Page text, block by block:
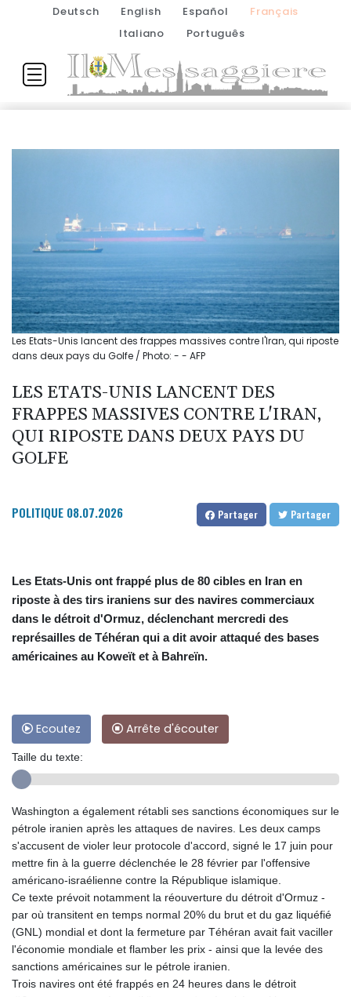
Deutsch English Español
Français
Italiano
Português
Les Etats-Unis lancent des frappes massives contre l'Iran, qui riposte
dans deux pays du Golfe / Photo: - - AFP
LES ETATS-UNIS LANCENT DES
FRAPPES MASSIVES CONTRE L'IRAN,
QUI RIPOSTE DANS DEUX PAYS DU
GOLFE
POLITIQUE 08.07.2026 Partager Partager
Les Etats-Unis ont frappé plus de 80 cibles en Iran en
riposte à des tirs iraniens sur des navires commerciaux
dans le détroit d'Ormuz, déclenchant mercredi des
représailles de Téhéran qui a dit avoir attaqué des bases
américaines au Koweït et à Bahreïn.
Ecoutez Arrête d'écouter
Taille du texte:
Washington a également rétabli ses sanctions économiques sur le
pétrole iranien après les attaques de navires. Les deux camps
s'accusent de violer leur protocole d'accord, signé le 17 juin pour
mettre fin à la guerre déclenchée le 28 février par l'offensive
américano-israélienne contre la République islamique.
Ce texte prévoit notamment la réouverture du détroit d'Ormuz -
par où transitent en temps normal 20% du brut et du gaz liquéfié
(GNL) mondial et dont la fermeture par Téhéran avait fait vaciller
l'économie mondiale et flamber les prix - ainsi que la levée des
sanctions américaines sur le pétrole iranien.
Trois navires ont été frappés en 24 heures dans le détroit